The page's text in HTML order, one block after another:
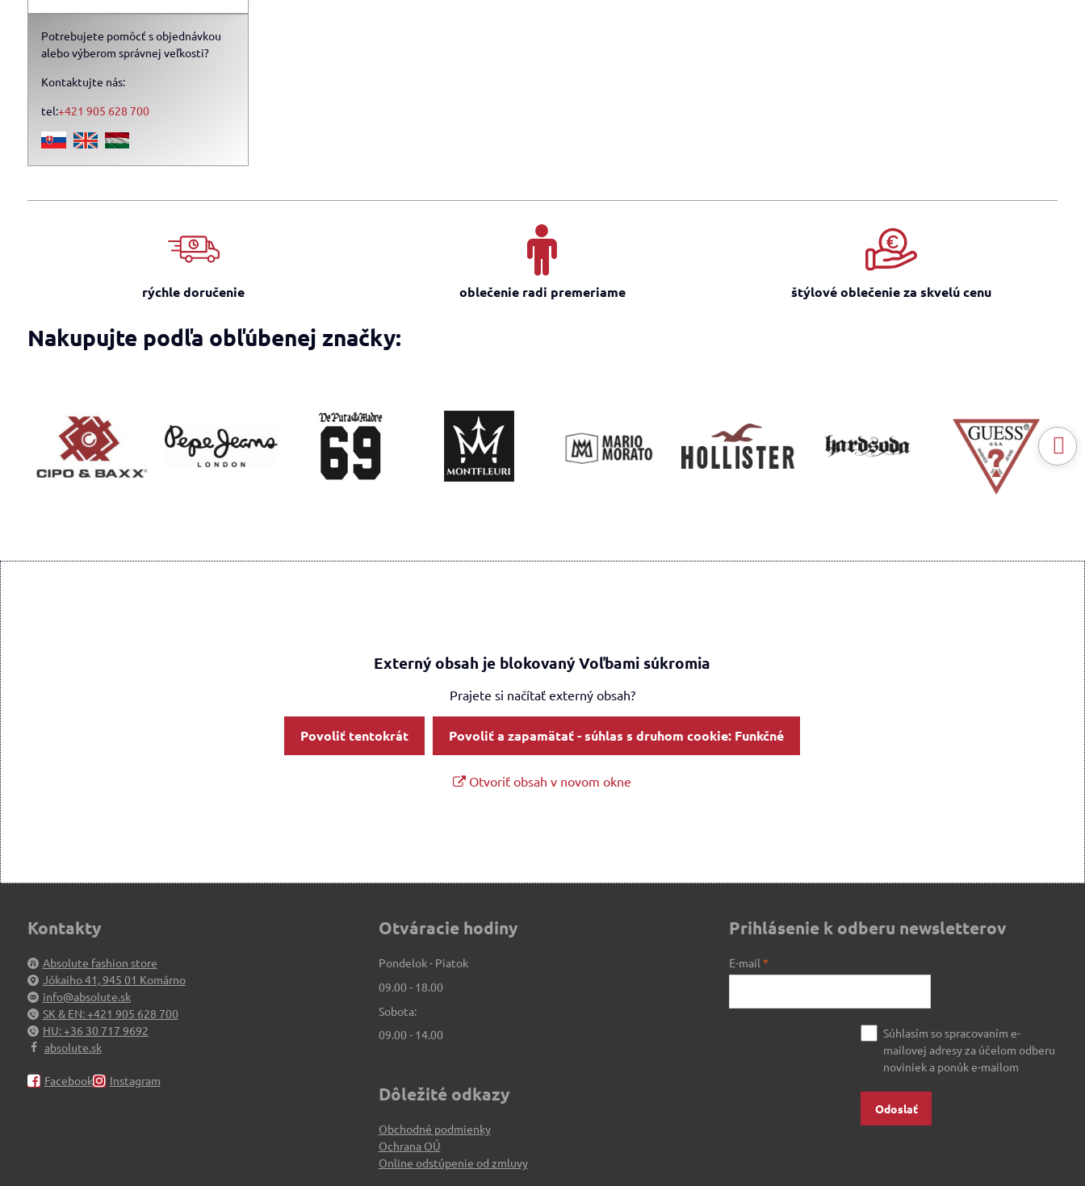
Potrebujete pomôcť s objednávkou
alebo výberom správnej veľkosti?
Kontaktujte nás:
tel:+421 905 628 700
rýchle doručenie oblečenie radi premeriame štýlové oblečenie za skvelú cenu
Nakupujte podľa obľúbenej značky:
Externý obsah je blokovaný Voľbami súkromia
Prajete si načítať externý obsah?
Povoliť tentokrát Povoliť a zapamätať - súhlas s druhom cookie: Funkčné
Otvoriť obsah v novom okne
Kontakty
Absolute fashion store
Jókaiho 41, 945 01 Komárno
info@absolute.sk
SK & EN: +421 905 628 700
HU: +36 30 717 9692
absolute.sk
Facebook Instagram
Otváracie hodiny
Pondelok - Piatok
09.00 - 18.00
Sobota:
09.00 - 14.00
Dôležité odkazy
Obchodné podmienky
Ochrana OÚ
Online odstúpenie od zmluvy
Prihlásenie k odberu newsletterov
E-mail*
Súhlasím so spracovaním e-
mailovej adresy za účelom odberu
noviniek a ponúk e-mailom
Odoslať